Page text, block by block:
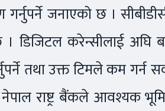
जनाएको छ ।
। डिजिटल करेन्सीलाई अघि
तथा उक्त टिमले कम गर्न
राष्ट्र बैंकले आवश्यक